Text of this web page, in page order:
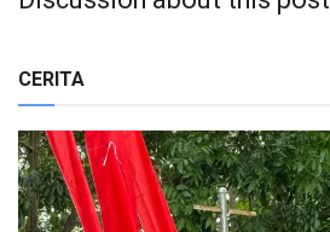
CERITA